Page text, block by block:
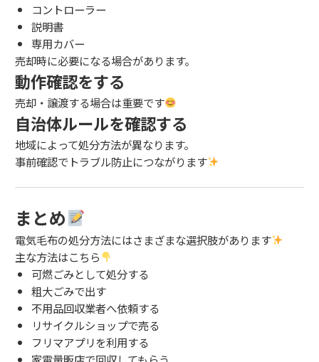
コントローラー
説明書
専用カバー
売却時に必要になる場合があります。
動作確認をする
売却・譲渡する場合は重要です
自治体ルールを確認する
地域によって処分方法が異なります。
事前確認でトラブル防止につながります
まとめ
電気毛布の処分方法にはさまざまな選択肢があります
主な方法はこちら
可燃ごみとして処分する
粗大ごみで出す
不用品回収業者へ依頼する
リサイクルショップで売る
フリマアプリを利用する